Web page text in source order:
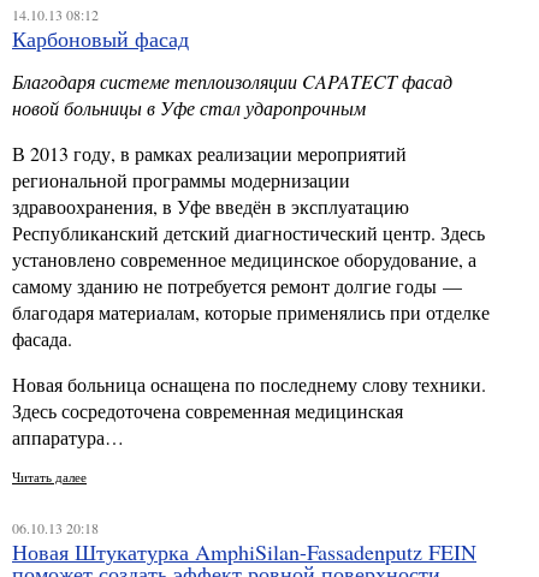
14.10.13 08:12
Карбоновый фасад
Благодаря системе теплоизоляции CAPATECTфасад
новой больницы в Уфе стал ударопрочным
В 2013 году, в рамках реализации мероприятий
региональной программы модернизации
здравоохранения, в Уфе введён в эксплуатацию
Республиканский детский диагностический центр. Здесь
установлено современное медицинское оборудование, а
самому зданию не потребуется ремонт долгие годы —
благодаря материалам, которые применялись при отделке
фасада.
Новая больница оснащена по последнему слову техники.
Здесь сосредоточена современная медицинская
аппаратура…
Читать далее
06.10.13 20:18
Новая Штукатурка AmphiSilan-Fassadenputz FEIN